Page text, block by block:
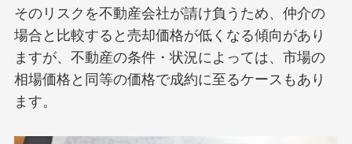
そのリスクを不動産会社が請け負うため、仲介の
場合と比較すると売却価格が低くなる傾向があり
ますが、不動産の条件・状況によっては、市場の
相場価格と同等の価格で成約に至るケースもあり
ます。